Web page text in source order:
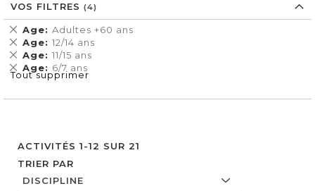
ACTIVITÉS 1-12 SUR 21
TRIER PAR
VOS FILTRES
Age Adultes +60 ans
Supprimer
cet
Élément
Age 12/14 ans
Supprimer
cet
Élément
Age 11/15 ans
Supprimer
cet
Élément
Age 6/7 ans
Supprimer
cet
Tout supprimer